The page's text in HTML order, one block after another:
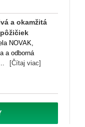
a okamžitá
NOVAK,
a odborná
[Čítaj viac]